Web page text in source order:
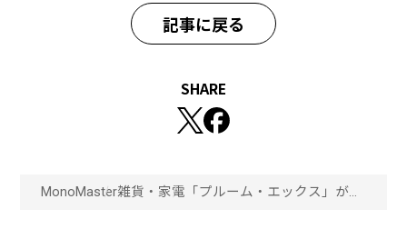
記事に戻る
SHARE
MonoMaster雑貨・家電 「プルーム・エックス」が進